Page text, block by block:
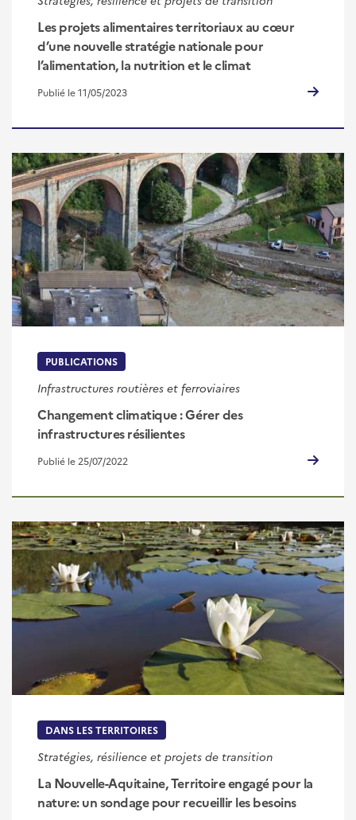
Les projets alimentaires territoriaux au cœur
d’une nouvelle stratégie nationale pour
l’alimentation, la nutrition et le climat
Publié le 11/05/2023
PUBLICATIONS
Infrastructures routières et ferroviaires
Changement climatique : Gérer des
infrastructures résilientes
Publié le 25/07/2022
DANS LES TERRITOIRES
Stratégies, résilience et projets de transition
La Nouvelle-Aquitaine, Territoire engagé pour la
nature: un sondage pour recueillir les besoins